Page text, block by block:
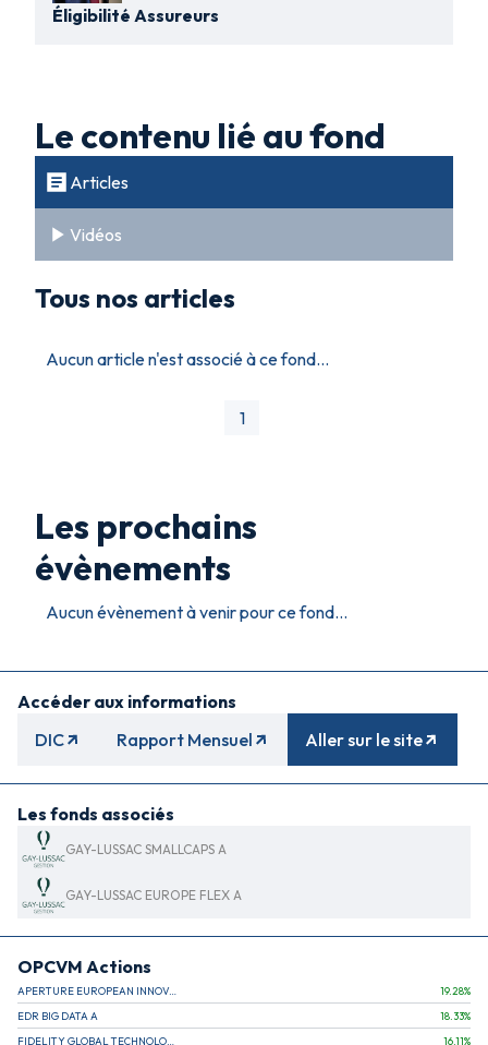
Éligibilité Assureurs
Le contenu lié au fond
Articles
Vidéos
Tous nos articles
Aucun article n'est associé à ce fond...
1
Les prochains
évènements
Aucun évènement à venir pour ce fond...
Accéder aux informations
DIC
Rapport Mensuel Aller sur le site
Les fonds associés
GAY-LUSSAC SMALLCAPS A
GAY-LUSSAC EUROPE FLEX A
OPCVM Actions
APERTURE EUROPEAN INNOVATION 19.28%
EDR BIG DATA A
18.33%
FIDELITY GLOBAL TECHNOLOGY FUND A EUR
16.11%